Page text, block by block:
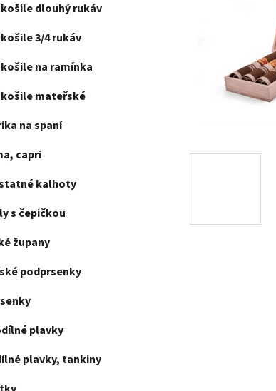
dlouhý rukáv
3/4 rukáv
na ramínka
mateřské
na spaní
capri
kalhoty
s čepičkou
župany
podprsenky
plavky
plavky, tankiny